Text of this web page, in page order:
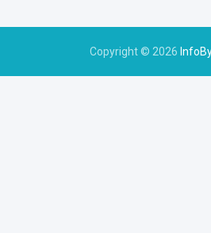
Copyright © 2026